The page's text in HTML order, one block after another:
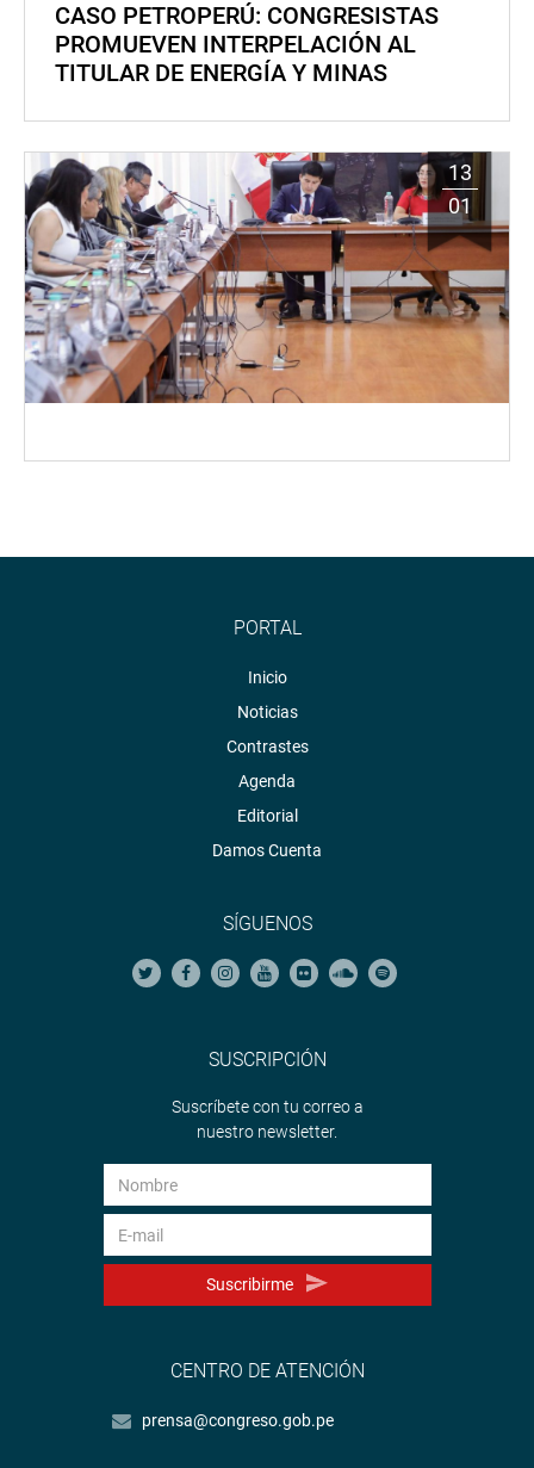
CASO PETROPERÚ: CONGRESISTAS
PROMUEVEN INTERPELACIÓN AL
TITULAR DE ENERGÍA Y MINAS
13
01
PORTAL
Inicio
Noticias
Contrastes
Agenda
Editorial
Damos Cuenta
SÍGUENOS
SUSCRIPCIÓN
Suscríbete con tu correo a
nuestro newsletter.
Suscribirme
CENTRO DE ATENCIÓN
prensa@congreso.gob.pe